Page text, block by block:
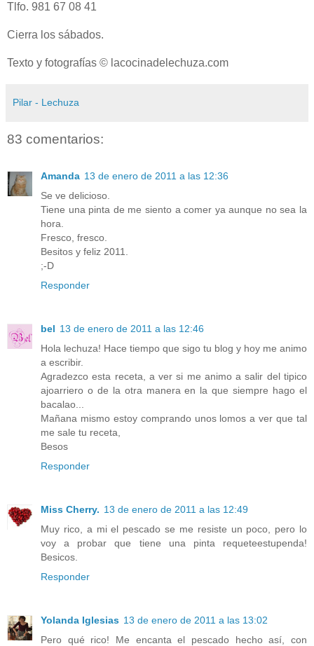
Tlfo. 981 67 08 41
Cierra los sábados.
Texto y fotografías © lacocinadelechuza.com
Pilar - Lechuza
83 comentarios:
Amanda 13 de enero de 2011 a las 12:36
Se ve delicioso.
Tiene una pinta de me siento a comer ya aunque no sea la
hora.
Fresco, fresco.
Besitos y feliz 2011.
;-D
Responder
bel 13 de enero de 2011 a las 12:46
Hola lechuza! Hace tiempo que sigo tu blog y hoy me animo
a escribir.
Agradezco esta receta, a ver si me animo a salir del tipico
ajoarriero o de la otra manera en la que siempre hago el
bacalao...
Mañana mismo estoy comprando unos lomos a ver que tal
me sale tu receta,
Besos
Responder
Miss Cherry. 13 de enero de 2011 a las 12:49
Muy rico, a mi el pescado se me resiste un poco, pero lo
voy a probar que tiene una pinta requeteestupenda!
Besicos.
Responder
Yolanda Iglesias 13 de enero de 2011 a las 13:02
Pero qué rico! Me encanta el pescado hecho así, con